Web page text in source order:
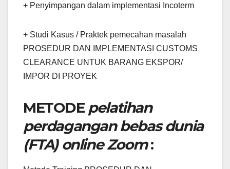
+ Penyimpangan dalam implementasi Incoterm
+ Studi Kasus / Praktek pemecahan masalah
PROSEDUR DAN IMPLEMENTASI CUSTOMS
CLEARANCE UNTUK BARANG EKSPOR/
IMPOR DI PROYEK
METODE pelatihan
perdagangan bebas dunia
(FTA) online Zoom: